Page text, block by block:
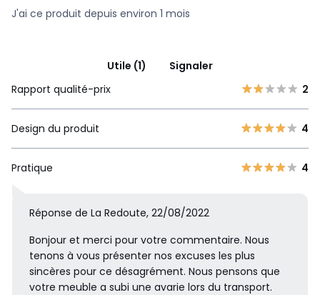
J'ai ce produit depuis environ 1 mois
Utile (1)
Signaler
Rapport qualité-prix
2
Design du produit 4
Pratique 4
Réponse de La Redoute, 22/08/2022
Bonjour et merci pour votre commentaire. Nous
tenons à vous présenter nos excuses les plus
sincères pour ce désagrément. Nous pensons que
votre meuble a subi une avarie lors du transport.